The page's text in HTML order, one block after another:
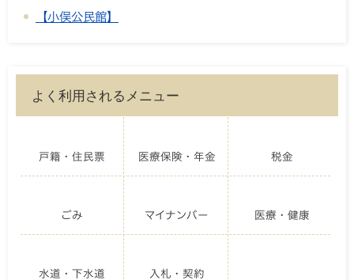
【小俣公民館】
よく利用されるメニュー
戸籍・住民票 医療保険・年金 税金
ごみ マイナンバー 医療・健康
水道・下水道 入札・契約